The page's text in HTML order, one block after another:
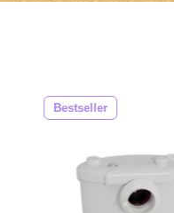
Bestseller